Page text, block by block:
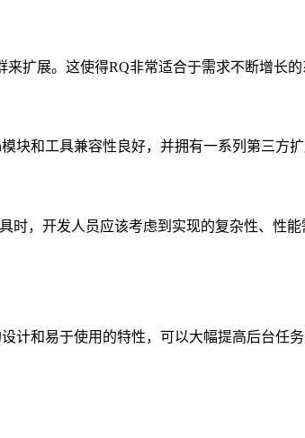
扩展。这使得RQ非常适合于需求不断增长
块和工具兼容性良好，并拥有一系列第三方
时，开发人员应该考虑到实现的复杂性、性
计和易于使用的特性，可以大幅提高后台任